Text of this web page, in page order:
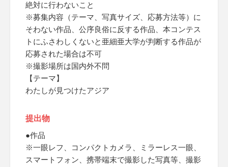
絶対に行わないこと
※募集内容（テーマ、写真サイズ、応募方法等）に
そわない作品、公序良俗に反する作品、本コンテス
トにふさわしくないと亜細亜大学が判断する作品が
応募された場合は不可
※撮影場所は国内外不問
【テーマ】
わたしが見つけたアジア
提出物
●作品
※一眼レフ、コンパクトカメラ、ミラーレス一眼、
スマートフォン、携帯端末で撮影した写真等、撮影